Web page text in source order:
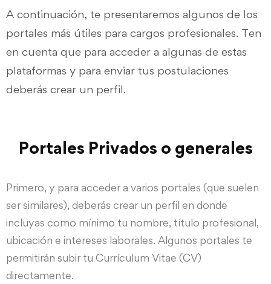
A continuación, te presentaremos algunos de los
portales más útiles para cargos profesionales. Ten
en cuenta que para acceder a algunas de estas
plataformas y para enviar tus postulaciones
deberás crear un perfil.
Portales Privados o generales
Primero, y para acceder a varios portales (que suelen
ser similares), deberás crear un perfil en donde
incluyas como mínimo tu nombre, título profesional,
ubicación e intereses laborales. Algunos portales te
permitirán subir tu Currículum Vitae (CV)
directamente.